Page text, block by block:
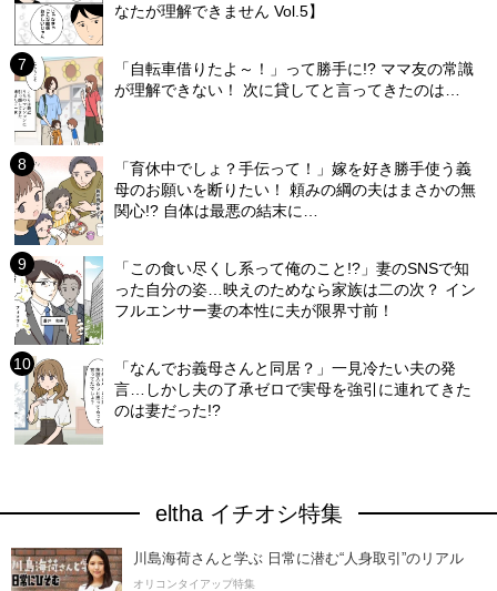
なたが理解できません Vol.5】
「自転車借りたよ～！」って勝手に!? ママ友の常識
が理解できない！ 次に貸してと言ってきたのは…
「育休中でしょ？手伝って！」嫁を好き勝手使う義
母のお願いを断りたい！ 頼みの綱の夫はまさかの無
関心!? 自体は最悪の結末に…
「この食い尽くし系って俺のこと!?」妻のSNSで知
った自分の姿…映えのためなら家族は二の次？ イン
フルエンサー妻の本性に夫が限界寸前！
「なんでお義母さんと同居？」一見冷たい夫の発
言…しかし夫の了承ゼロで実母を強引に連れてきた
のは妻だった!?
eltha イチオシ特集
川島海荷さんと学ぶ 日常に潜む“人身取引”のリアル
オリコンタイアップ特集